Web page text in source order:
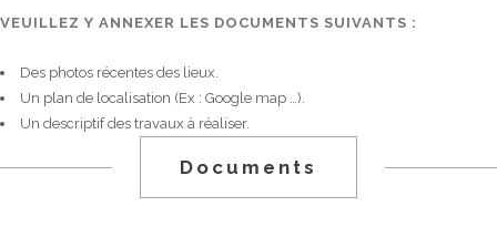
VEUILLEZ Y ANNEXER LES DOCUMENTS SUIVANTS :
Des photos récentes des lieux.
Un plan de localisation (Ex : Google map …).
Un descriptif des travaux à réaliser.
Documents